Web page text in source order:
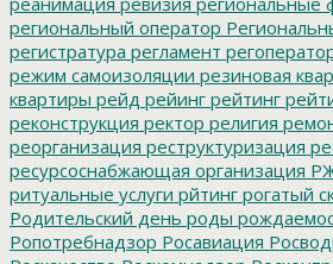
региональный оператор
регистратура регламент
режим самоизоляции резиновая
квартиры рейд рейинг рейтинг
реконструкция ректор религия
реорганизация реструктуризация
ресурсоснабжающая организация
ритуальные услуги рйтинг рогатый
Родительский день роды
Ропотребнадзор Росавиация